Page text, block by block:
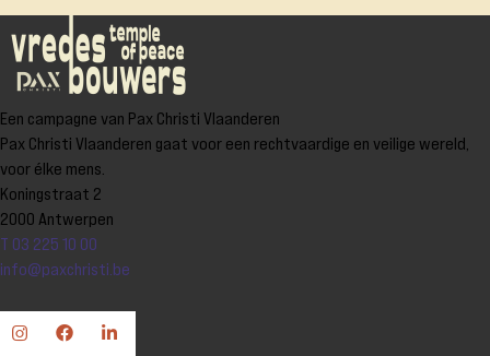
Een campagne van Pax Christi Vlaanderen
Pax Christi Vlaanderen gaat voor een rechtvaardige en veilige wereld,
voor élke mens.
Koningstraat 2
2000 Antwerpen
T 03 225 10 00
info@paxchristi.be